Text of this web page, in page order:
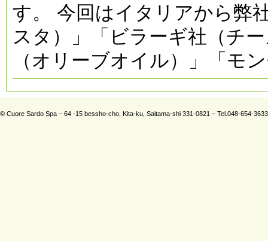
す。 今回はイタリアから弊
スタ）」「ビラーギ社（チ
（オリーブオイル）」「モ
© Cuore Sardo Spa – 64 -15 bessho-cho, Kita-ku, Saitama-shi 331-0821 – Tel.048-654-